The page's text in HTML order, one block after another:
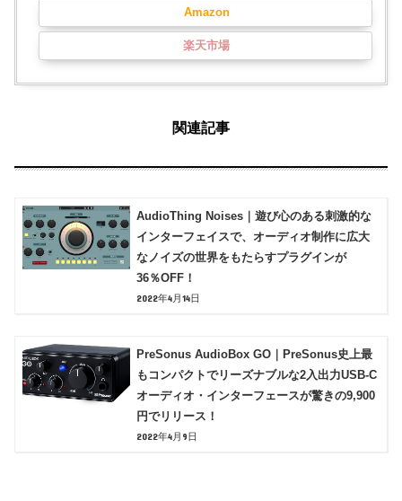
Amazon
楽天市場
関連記事
AudioThing Noises｜遊び心のある刺激的な
インターフェイスで、オーディオ制作に広大
なノイズの世界をもたらすプラグインが
36％OFF！
2022年4月14日
PreSonus AudioBox GO｜PreSonus史上最
もコンパクトでリーズナブルな2入出力USB-C
オーディオ・インターフェースが驚きの9,900
円でリリース！
2022年4月9日